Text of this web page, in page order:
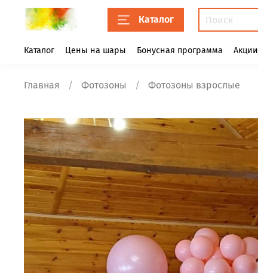
Каталог
Каталог Цены на шары Бонусная программа Акции
Главная Фотозоны Фотозоны взрослые